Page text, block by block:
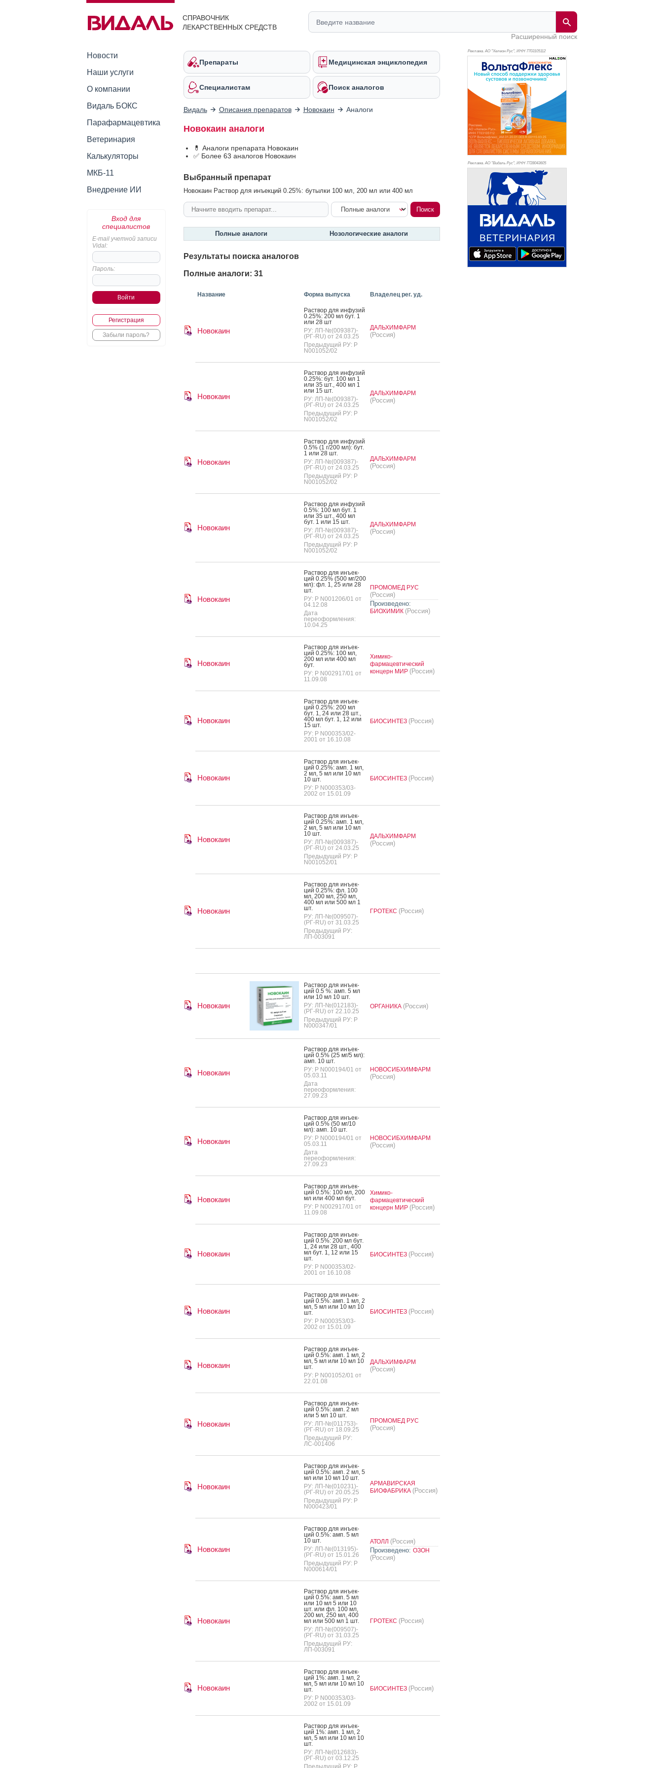
СПРАВОЧНИК
ЛЕКАРСТВЕННЫХ СРЕДСТВ
Расширенный поиск
Новости
Наши услуги
О компании
Видаль БОКС
Парафармацевтика
Ветеринария
Калькуляторы
МКБ-11
Внедрение ИИ
Вход для
специалистов
E-mail учетной записи
Vidal:
Пароль:
Регистрация
Забыли пароль?
Препараты Медицинская энциклопедия
Специалистам Поиск аналогов
Видаль Описания препаратов Новокаин Аналоги
Новокаин аналоги
💊 Аналоги препарата Новокаин
✅ Более 63 аналогов Новокаин
Выбранный препарат
Новокаин Раствор для инъекций 0.25%: бутылки 100 мл, 200 мл или 400 мл
Полные аналоги Нозологические аналоги
Результаты поиска аналогов
Полные аналоги: 31
Название Форма выпуска Владелец рег. уд.
Новокаин
Рас­твор для ин­фу­зий
0.25%: 200 мл бут. 1
или 28 шт
РУ: ЛП-№(009387)-
(РГ-RU) от 24.03.25
Предыдущий РУ: Р
N001052/02
ДАЛЬХИМФАРМ
(Россия)
Новокаин
Рас­твор для ин­фу­зий
0.25%: бут. 100 мл 1
или 35 шт., 400 мл 1
или 15 шт.
РУ: ЛП-№(009387)-
(РГ-RU) от 24.03.25
Предыдущий РУ: Р
N001052/02
ДАЛЬХИМФАРМ
(Россия)
Новокаин
Рас­твор для ин­фу­зий
0.5% (1 г/200 мл): бут.
1 или 28 шт.
РУ: ЛП-№(009387)-
(РГ-RU) от 24.03.25
Предыдущий РУ: Р
N001052/02
ДАЛЬХИМФАРМ
(Россия)
Новокаин
Рас­твор для ин­фу­зий
0.5%: 100 мл бут. 1
или 35 шт., 400 мл
бут. 1 или 15 шт.
РУ: ЛП-№(009387)-
(РГ-RU) от 24.03.25
Предыдущий РУ: Р
N001052/02
ДАЛЬХИМФАРМ
(Россия)
Новокаин
Рас­твор для инъ­ек­
ций 0.25% (500 мг/200
мл): фл. 1, 25 или 28
шт.
РУ: Р N001206/01 от
04.12.08
Дата
переоформления:
10.04.25
ПРОМОМЕД РУС
(Россия)
Произведено:
БИОХИМИК (Россия)
Новокаин
Рас­твор для инъ­ек­
ций 0.25%: 100 мл,
200 мл или 400 мл
бут.
РУ: Р N002917/01 от
11.09.08
Химико-
фармацевтический
концерн МИР (Россия)
Новокаин
Рас­твор для инъ­ек­
ций 0.25%: 200 мл
бут. 1, 24 или 28 шт.,
400 мл бут. 1, 12 или
15 шт.
РУ: Р N000353/02-
2001 от 16.10.08
БИОСИНТЕЗ (Россия)
Новокаин
Рас­твор для инъ­ек­
ций 0.25%: амп. 1 мл,
2 мл, 5 мл или 10 мл
10 шт.
РУ: Р N000353/03-
2002 от 15.01.09
БИОСИНТЕЗ (Россия)
Новокаин
Рас­твор для инъ­ек­
ций 0.25%: амп. 1 мл,
2 мл, 5 мл или 10 мл
10 шт.
РУ: ЛП-№(009387)-
(РГ-RU) от 24.03.25
Предыдущий РУ: Р
N001052/01
ДАЛЬХИМФАРМ
(Россия)
Новокаин
Рас­твор для инъ­ек­
ций 0.25%: фл. 100
мл, 200 мл, 250 мл,
400 мл или 500 мл 1
шт.
РУ: ЛП-№(009507)-
(РГ-RU) от 31.03.25
Предыдущий РУ:
ЛП-003091
ГРОТЕКС (Россия)
Новокаин
Рас­твор для инъ­ек­
ций 0.5 %: амп. 5 мл
или 10 мл 10 шт.
РУ: ЛП-№(012183)-
(РГ-RU) от 22.10.25
Предыдущий РУ: Р
N000347/01
ОРГАНИКА (Россия)
Новокаин
Рас­твор для инъ­ек­
ций 0.5% (25 мг/5 мл):
амп. 10 шт.
РУ: Р N000194/01 от
05.03.11
Дата
переоформления:
27.09.23
НОВОСИБХИМФАРМ
(Россия)
Новокаин
Рас­твор для инъ­ек­
ций 0.5% (50 мг/10
мл): амп. 10 шт.
РУ: Р N000194/01 от
05.03.11
Дата
переоформления:
27.09.23
НОВОСИБХИМФАРМ
(Россия)
Новокаин
Рас­твор для инъ­ек­
ций 0.5%: 100 мл, 200
мл или 400 мл бут.
РУ: Р N002917/01 от
11.09.08
Химико-
фармацевтический
концерн МИР (Россия)
Новокаин
Рас­твор для инъ­ек­
ций 0.5%: 200 мл бут.
1, 24 или 28 шт., 400
мл бут. 1, 12 или 15
шт.
РУ: Р N000353/02-
2001 от 16.10.08
БИОСИНТЕЗ (Россия)
Новокаин
Рас­твор для инъ­ек­
ций 0.5%: амп. 1 мл, 2
мл, 5 мл или 10 мл 10
шт.
РУ: Р N000353/03-
2002 от 15.01.09
БИОСИНТЕЗ (Россия)
Новокаин
Рас­твор для инъ­ек­
ций 0.5%: амп. 1 мл, 2
мл, 5 мл или 10 мл 10
шт.
РУ: Р N001052/01 от
22.01.08
ДАЛЬХИМФАРМ
(Россия)
Новокаин
Рас­твор для инъ­ек­
ций 0.5%: амп. 2 мл
или 5 мл 10 шт.
РУ: ЛП-№(011753)-
(РГ-RU) от 18.09.25
Предыдущий РУ:
ЛС-001406
ПРОМОМЕД РУС
(Россия)
Новокаин
Рас­твор для инъ­ек­
ций 0.5%: амп. 2 мл, 5
мл или 10 мл 10 шт.
РУ: ЛП-№(010231)-
(РГ-RU) от 20.05.25
Предыдущий РУ: Р
N000423/01
АРМАВИРСКАЯ
БИОФАБРИКА (Россия)
Новокаин
Рас­твор для инъ­ек­
ций 0.5%: амп. 5 мл
10 шт.
РУ: ЛП-№(013195)-
(РГ-RU) от 15.01.26
Предыдущий РУ: Р
N000614/01
АТОЛЛ (Россия)
Произведено: ОЗОН
(Россия)
Новокаин
Рас­твор для инъ­ек­
ций 0.5%: амп. 5 мл
или 10 мл 5 или 10
шт. или фл. 100 мл,
200 мл, 250 мл, 400
мл или 500 мл 1 шт.
РУ: ЛП-№(009507)-
(РГ-RU) от 31.03.25
Предыдущий РУ:
ЛП-003091
ГРОТЕКС (Россия)
Новокаин
Рас­твор для инъ­ек­
ций 1%: амп. 1 мл, 2
мл, 5 мл или 10 мл 10
шт.
РУ: Р N000353/03-
2002 от 15.01.09
БИОСИНТЕЗ (Россия)
Рас­твор для инъ­ек­
ций 1%: амп. 1 мл, 2
мл, 5 мл или 10 мл 10
шт.
РУ: ЛП-№(012683)-
(РГ-RU) от 03.12.25
Предыдущий РУ: Р
Реклама. АО "Хелеон Рус", ИНН 7703105112
Реклама. АО "Видаль Рус", ИНН 7728043605